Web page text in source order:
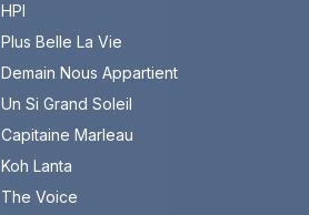
HPI
Plus Belle La Vie
Demain Nous Appartient
Un Si Grand Soleil
Capitaine Marleau
Koh Lanta
The Voice